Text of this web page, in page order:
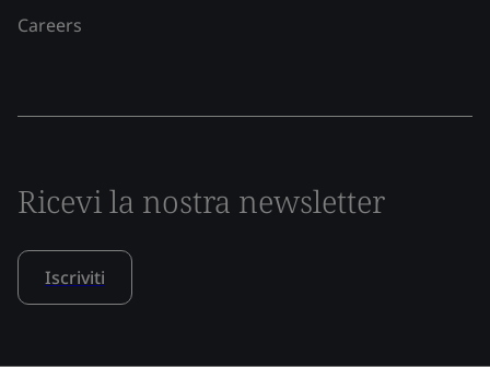
Careers
Ricevi la nostra newsletter
Iscriviti